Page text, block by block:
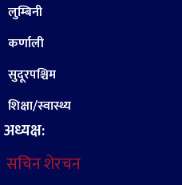
लुम्बिनी
कर्णाली
सुदूरपश्चिम
शिक्षा/स्वास्थ्य
अध्यक्ष:
सचिन शेरचन